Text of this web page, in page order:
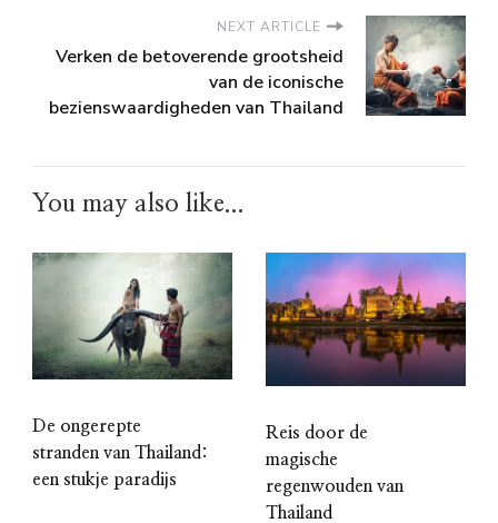
NEXT ARTICLE
Verken de betoverende grootsheid
van de iconische
bezienswaardigheden van Thailand
You may also like...
De ongerepte
stranden van Thailand:
een stukje paradijs
Reis door de
magische
regenwouden van
Thailand